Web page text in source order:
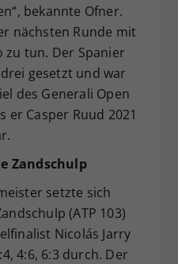
bekannte Ofner.
nächsten Runde mit
tun. Der Spanier
gesetzt und war
des Generali Open
er Casper Ruud 2021
Zandschulp
setzte sich
(ATP 103)
Nicolás Jarry
4:6, 6:3 durch. Der